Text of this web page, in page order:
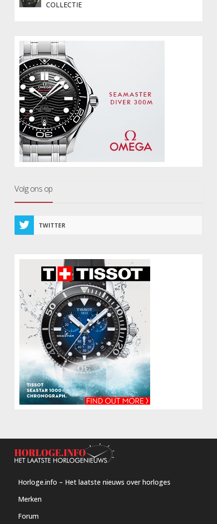
COLLECTIE
Volg ons op
TWITTER
Horloge.info – Het laatste nieuws over horloges
Merken
Forum